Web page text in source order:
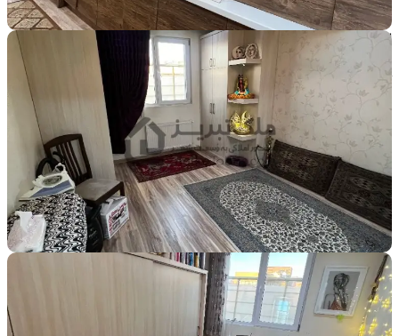
3
کل طبقات
طبقه
تعداد واحد در طبقه
1واحد
موقعیت
جنوبی
نوع ساخت